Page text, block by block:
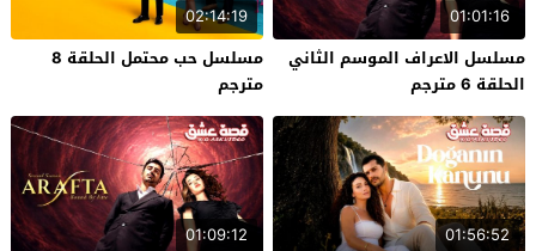
01:01:16
مسلسل الاعراف الموسم الثاني
الحلقة 6 مترجم
02:14:19
مسلسل حب محتمل الحلقة 8
مترجم
01:56:52
01:09:12